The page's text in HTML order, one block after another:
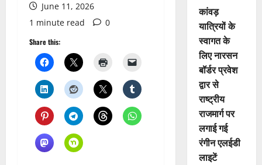
June 11, 2026
1 minute read
0
Share this:
कांवड़
यात्रियों के
स्वागत के
लिए नारसन
बॉर्डर प्रवेश
द्वार से
राष्ट्रीय
राजमार्ग पर
लगाई गई
रंगीन एलईडी
लाइटें